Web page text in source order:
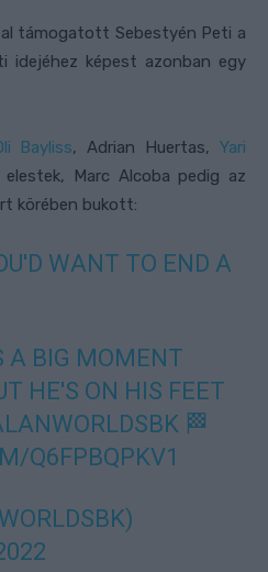
támogatott Sebestyén Peti a
idejéhez képest azonban egy
Bayliss, Adrian Huertas, Yari
elestek, Marc Alcoba pedig az
körében bukott:
WANT TO END A
A BIG MOMENT
HE'S ON HIS FEET
🏁
Q6FPBQPKV1